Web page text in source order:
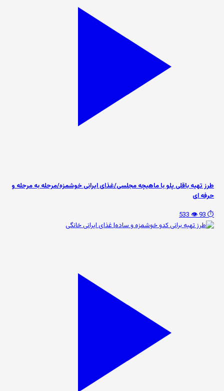
طرز تهیه باقلی پلو با ماهیچه مجلسی/غذای ایرانی خوشمزه/مرحله به مرحله و
حرفه ای
⏱️ 93
👁️ 533